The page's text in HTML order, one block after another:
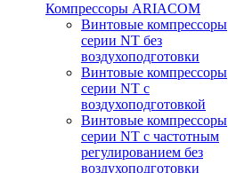
Компрессоры ARIACOM
Винтовые компрессоры
серии NT без
воздухоподготовки
Винтовые компрессоры
серии NT c
воздухоподготовкой
Винтовые компрессоры
серии NT с частотным
регулированием без
воздухоподготовки